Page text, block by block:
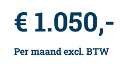
€ 1.050,-
Per maand excl. BTW